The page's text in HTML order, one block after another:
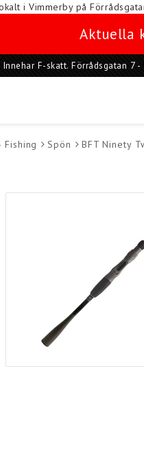
i Vimmerby på
Aktuella
F-skatt. Förrådsgatan 7 -
Fishing Spön BFT Ninety